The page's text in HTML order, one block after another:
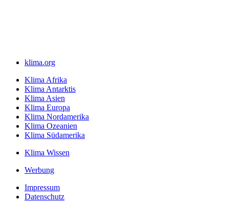
klima.org
Klima Afrika
Klima Antarktis
Klima Asien
Klima Europa
Klima Nordamerika
Klima Ozeanien
Klima Südamerika
Klima Wissen
Werbung
Impressum
Datenschutz